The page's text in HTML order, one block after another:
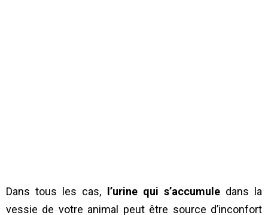
Dans tous les cas, l’urine qui s’accumuledans la
vessie de votre animal peut être source d’inconfort